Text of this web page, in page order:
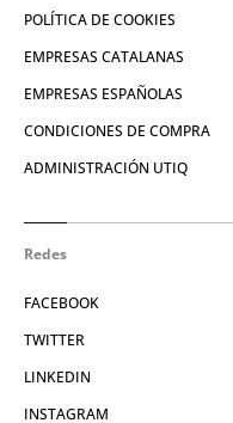
POLÍTICA DE COOKIES
EMPRESAS CATALANAS
EMPRESAS ESPAÑOLAS
CONDICIONES DE COMPRA
ADMINISTRACIÓN UTIQ
Redes
FACEBOOK
TWITTER
LINKEDIN
INSTAGRAM